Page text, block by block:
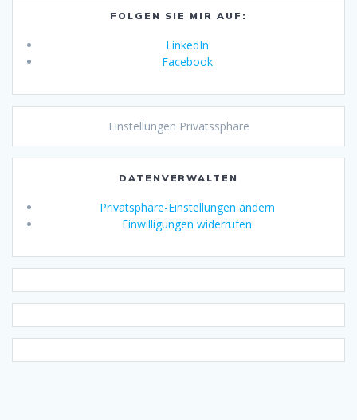
FOLGEN SIE MIR AUF:
LinkedIn
Facebook
Einstellungen Privatssphäre
DATENVERWALTEN
Privatsphäre-Einstellungen ändern
Einwilligungen widerrufen